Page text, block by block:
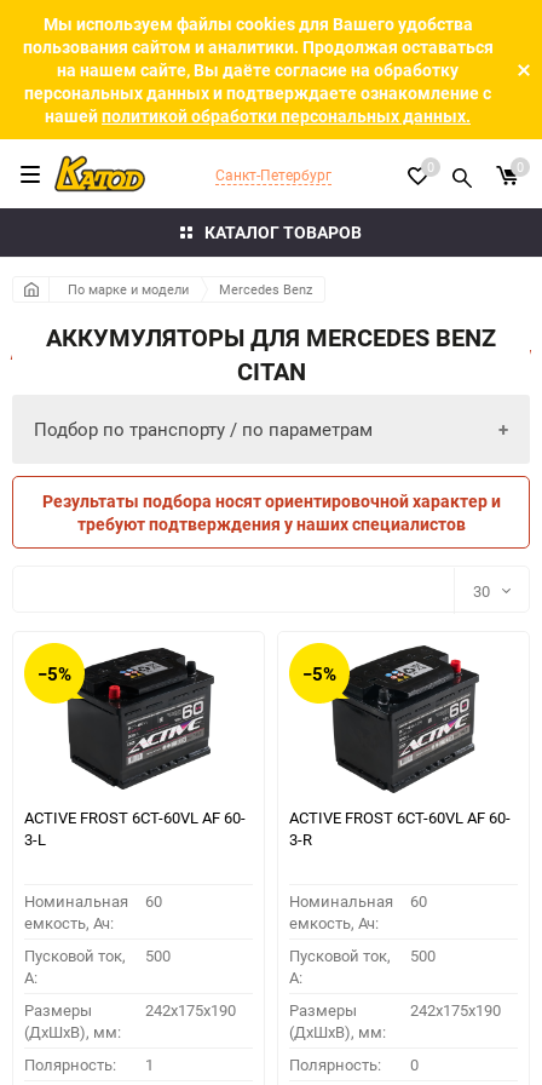
Мы используем файлы cookies для Вашего удобства
пользования сайтом и аналитики. Продолжая оставаться
на нашем сайте, Вы даёте согласие на обработку
персональных данных и подтверждаете ознакомление с
нашейполитикой обработки персональных данных.
КАТАЛОГ ТОВАРОВ
Санкт-Петербург 0 0
По марке и модели Mercedes Benz
АККУМУЛЯТОРЫ ДЛЯ MERCEDES BENZ
CITAN
Подбор по транспорту / по параметрам
ПО ТРАНСПОРТУ ПО ПАРАМЕТРАМ
ПОДОБРАТЬ
Результаты подбора носят ориентировочной характер и
требуют подтверждения у наших специалистов
30
30
60
90
−5%
ACTIVE FROST 6СТ-60VL АF 60-
3-L
Номинальная
емкость, Ач:
60
Пусковой ток,
A:
500
Размеры
(ДхШхВ), мм:
242x175x190
Полярность: 1
−5%
ACTIVE FROST 6СТ-60VL АF 60-
3-R
Номинальная
емкость, Ач:
60
Пусковой ток,
A:
500
Размеры
(ДхШхВ), мм:
242x175x190
Полярность: 0